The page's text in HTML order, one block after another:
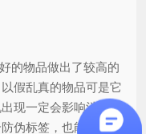
物品做出了较高的
假乱真的物品可是它
现一定会影响消费者
伪标签，也能够有用